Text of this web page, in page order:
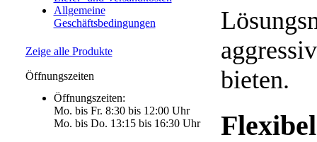
Allgemeine
Geschäftsbedingungen
Zeige alle Produkte
Öffnungszeiten
Öffnungszeiten:
Mo. bis Fr. 8:30 bis 12:00 Uhr
Mo. bis Do. 13:15 bis 16:30 Uhr
bieten.